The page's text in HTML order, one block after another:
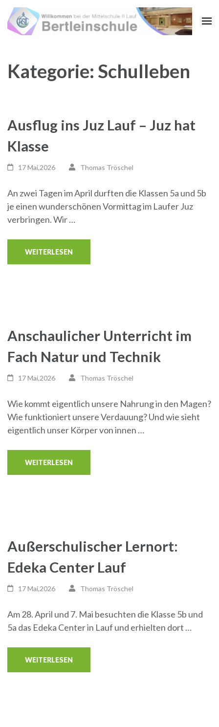
Zum
Inhalt
springen
Kategorie: Schulleben
Ausflug ins Juz Lauf – Juz hat
Klasse
17 Mai,2026 Thomas Tröschel
An zwei Tagen im April durften die Klassen 5a und 5b
je einen wunderschönen Vormittag im Laufer Juz
verbringen. Wir …
WEITERLESEN
Anschaulicher Unterricht im
Fach Natur und Technik
17 Mai,2026 Thomas Tröschel
Wie kommt eigentlich unsere Nahrung in den Magen?
Wie funktioniert unsere Verdauung? Und wie sieht
eigentlich unser Körper von innen …
WEITERLESEN
Außerschulischer Lernort:
Edeka Center Lauf
17 Mai,2026 Thomas Tröschel
Am 28. April und 7. Mai besuchten die Klasse 5b und
5a das Edeka Center in Lauf und erhielten dort …
WEITERLESEN